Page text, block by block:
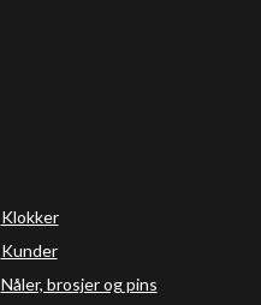
Klokker
Kunder
Nåler, brosjer og pins